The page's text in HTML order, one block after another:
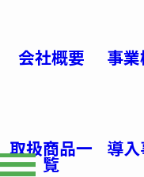
会社概要 事
取扱商品一
覧
導